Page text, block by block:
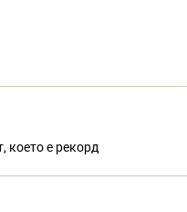
което е рекорд